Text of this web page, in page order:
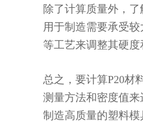
除了计算质量外，
用于制造需要承受
等工艺来调整其硬度
总之，要计算P20材
测量方法和密度值
制造高质量的塑料模